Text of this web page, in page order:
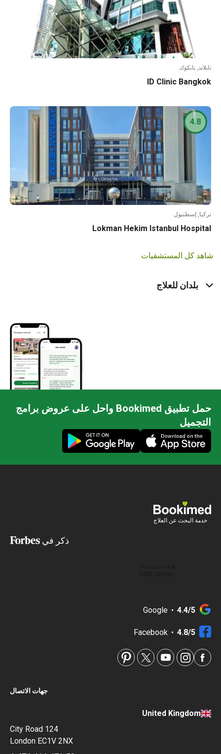
بانكوك
ID Clinic
إسطنبول
Lokman Hekim Istanbul
كل المستشفيات
بلدان للعلاج
حمل تطبيق Bookimed واحل على عروض برامج
البحث عن العلاج
ذكر في
4.4/5
Google
4.8/5
Facebook
جهات الاتصال
United Kingdom
London EC1V 2NX